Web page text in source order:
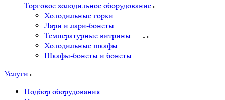
Торговое холодильное оборудование
Холодильные горки
Лари и лари-бонеты
Температурные витрины
Холодильные шкафы
Шкафы-бонеты и бонеты
Услуги
Подбор оборудования